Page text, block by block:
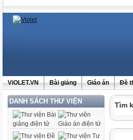
ViOLET.VN Bài giảng Giáo án Đề
DANH SÁCH THƯ VIỆN Tìm